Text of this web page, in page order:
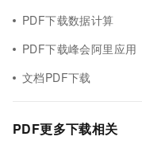
PDF下载数据计算
PDF下载峰会阿里应用
文档PDF下载
PDF更多下载相关